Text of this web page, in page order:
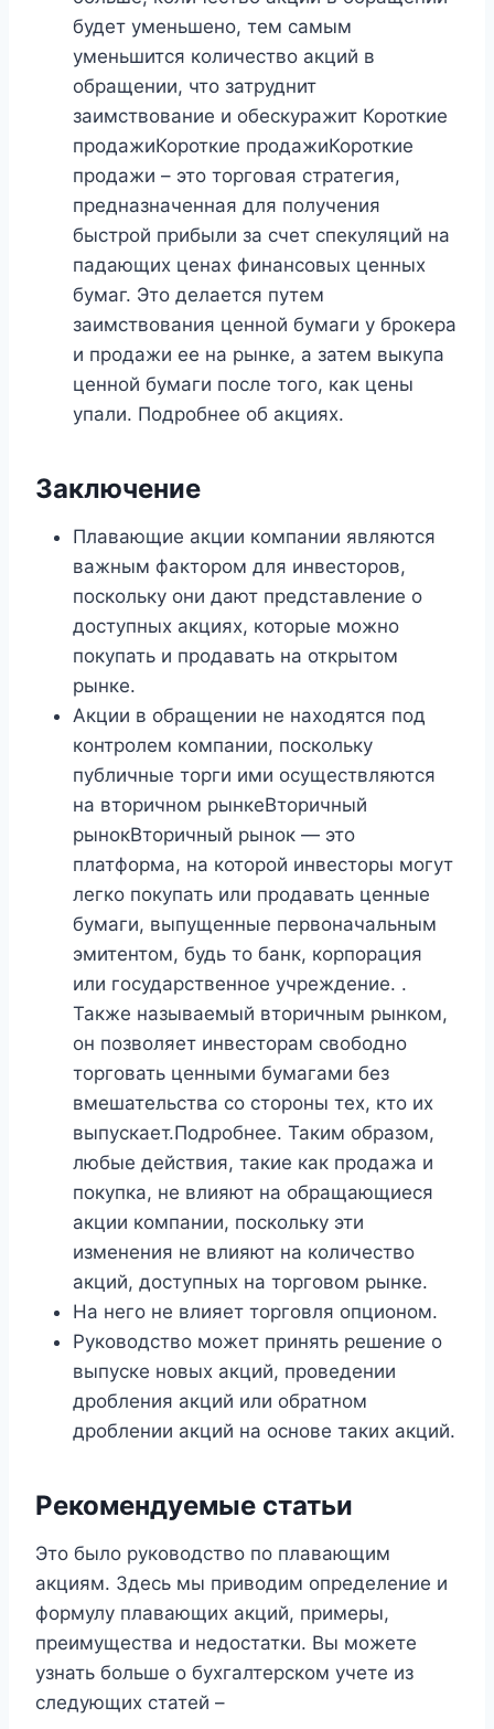
будет уменьшено, тем самым
уменьшится количество акций в
обращении, что затруднит
заимствование и обескуражит Короткие
продажиКороткие продажиКороткие
продажи – это торговая стратегия,
предназначенная для получения
быстрой прибыли за счет спекуляций на
падающих ценах финансовых ценных
бумаг. Это делается путем
заимствования ценной бумаги у брокера
и продажи ее на рынке, а затем выкупа
ценной бумаги после того, как цены
упали. Подробнее об акциях.
Заключение
Плавающие акции компании являются
важным фактором для инвесторов,
поскольку они дают представление о
доступных акциях, которые можно
покупать и продавать на открытом
рынке.
Акции в обращении не находятся под
контролем компании, поскольку
публичные торги ими осуществляются
на вторичном рынкеВторичный
рынокВторичный рынок — это
платформа, на которой инвесторы могут
легко покупать или продавать ценные
бумаги, выпущенные первоначальным
эмитентом, будь то банк, корпорация
или государственное учреждение. .
Также называемый вторичным рынком,
он позволяет инвесторам свободно
торговать ценными бумагами без
вмешательства со стороны тех, кто их
выпускает.Подробнее. Таким образом,
любые действия, такие как продажа и
покупка, не влияют на обращающиеся
акции компании, поскольку эти
изменения не влияют на количество
акций, доступных на торговом рынке.
На него не влияет торговля опционом.
Руководство может принять решение о
выпуске новых акций, проведении
дробления акций или обратном
дроблении акций на основе таких акций.
Рекомендуемые статьи
Это было руководство по плавающим
акциям. Здесь мы приводим определение и
формулу плавающих акций, примеры,
преимущества и недостатки. Вы можете
узнать больше о бухгалтерском учете из
следующих статей –